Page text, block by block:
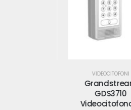
VIDEOCITOFONI
Grandstream
GDS3710
Videocitofono IP